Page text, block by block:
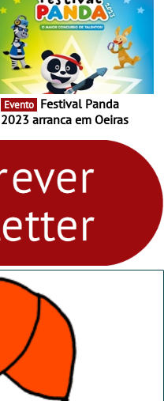
Evento
2023 arranca em Oeiras